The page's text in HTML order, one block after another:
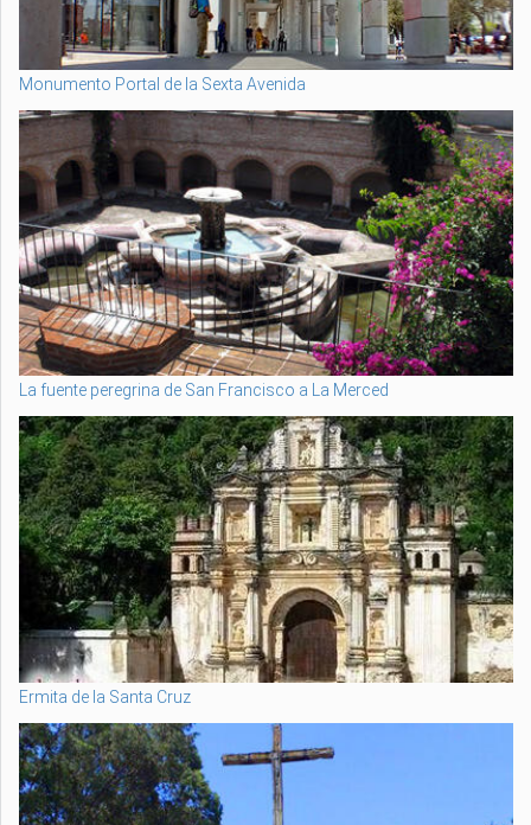
Monumento Portal de la Sexta Avenida
La fuente peregrina de San Francisco a La Merced
Ermita de la Santa Cruz